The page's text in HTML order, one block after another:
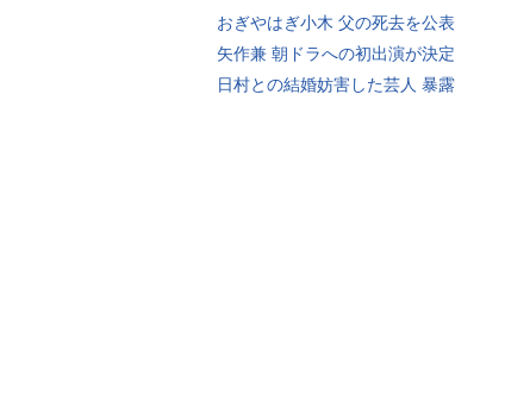
おぎやはぎ小木 父の死去を公表
矢作兼 朝ドラへの初出演が決定
日村との結婚妨害した芸人 暴露